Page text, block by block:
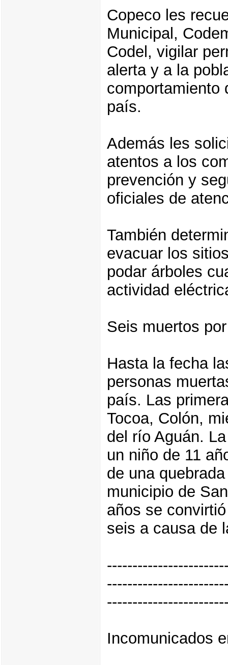
Copeco les
Municipal,
Codel, vigilar
alerta y a la
comportamiento
país.
Además les
atentos a los
prevención y
oficiales de
También
evacuar los
podar árboles
actividad
Seis muertos
Hasta la fecha
personas
país. Las
Tocoa, Colón,
del río Aguán.
un niño de 11
de una
municipio de
años se
seis a causa de
Incomunicados